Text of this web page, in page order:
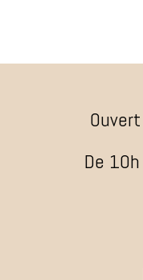
De